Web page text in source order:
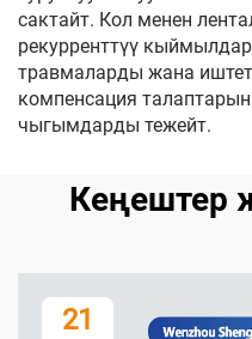
сактайт. Кол менен
рекурренттүү
травмаларды жана
компенсация
чыгымдарды тежейт.
Кеңештер
21